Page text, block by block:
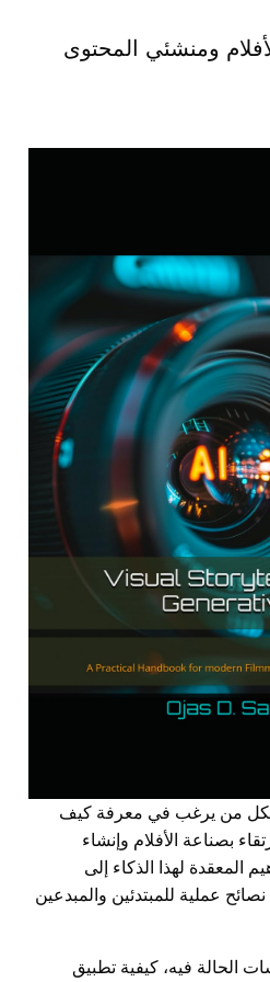
ومنشئي المحتوى
لكل من يرغب في معرفة كيف
بصناعة الأفلام وإنشاء
المعقدة لهذا الذكاء إلى
عملية للمبتدئين والمبدعين
الحالة فيه، كيفية تطبيق